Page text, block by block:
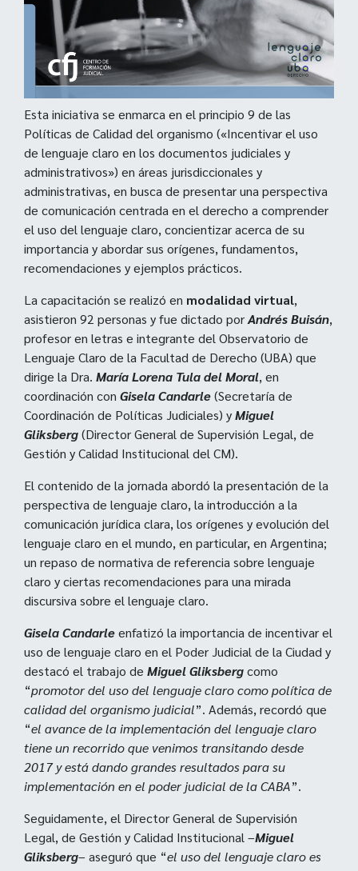
Esta iniciativa se enmarca en el principio 9 de las
Políticas de Calidad del organismo («Incentivar el uso
de lenguaje claro en los documentos judiciales y
administrativos») en áreas jurisdiccionales y
administrativas, en busca de presentar una perspectiva
de comunicación centrada en el derecho a comprender
el uso del lenguaje claro, concientizar acerca de su
importancia y abordar sus orígenes, fundamentos,
recomendaciones y ejemplos prácticos.
La capacitación se realizó en modalidad virtual,
asistieron 92 personas y fue dictado porAndrés Buisán,
profesor en letras e integrante del Observatorio de
Lenguaje Claro de la Facultad de Derecho (UBA) que
dirige la Dra. María Lorena Tula del Moral, en
coordinación con Gisela Candarle(Secretaría de
Coordinación de Políticas Judiciales) yMiguel
Gliksberg(Director General de Supervisión Legal, de
Gestión y Calidad Institucional del CM).
El contenido de la jornada abordó la presentación de la
perspectiva de lenguaje claro, la introducción a la
comunicación jurídica clara, los orígenes y evolución del
lenguaje claro en el mundo, en particular, en Argentina;
un repaso de normativa de referencia sobre lenguaje
claro y ciertas recomendaciones para una mirada
discursiva sobre el lenguaje claro.
Gisela Candarleenfatizó la importancia de incentivar el
uso de lenguaje claro en el Poder Judicial de la Ciudad y
destacó el trabajo de Miguel Gliksbergcomo
“promotor del uso del lenguaje claro como política de
calidad del organismo judicial”. Además, recordó que
“el avance de la implementación del lenguaje claro
tiene un recorrido que venimos transitando desde
2017 y está dando grandes resultados para su
implementación en el poder judicial de la CABA”.
Seguidamente, el Director General de Supervisión
Legal, de Gestión y Calidad Institucional –Miguel
Gliksberg– aseguró que “el uso del lenguaje claro es